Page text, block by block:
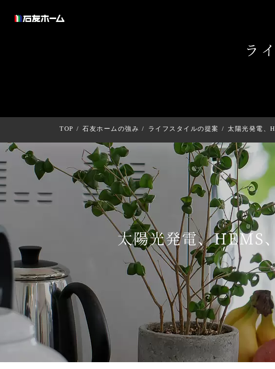
ラ
TOP 石友ホームの強み ライフスタイルの提案 太陽光発電、
太陽光発電、HEMS